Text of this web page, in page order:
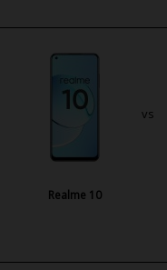
Realme 10
vs